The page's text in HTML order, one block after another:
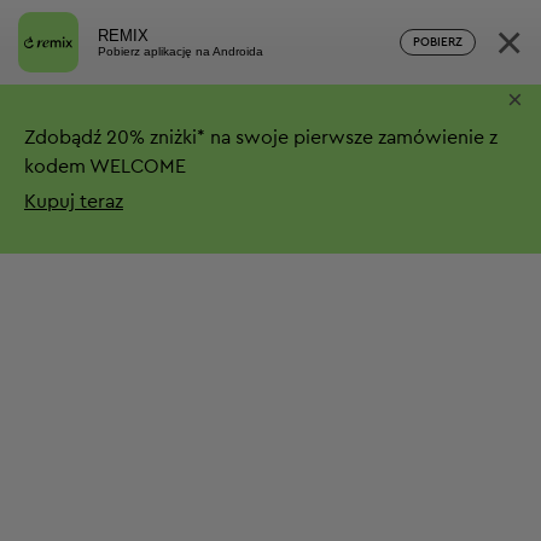
REMIX
Pobierz aplikację na Androida
POBIERZ ×
Zdobądź 20% zniżki* na swoje pierwsze zamówienie z
kodem WELCOME
Kupuj teraz
×